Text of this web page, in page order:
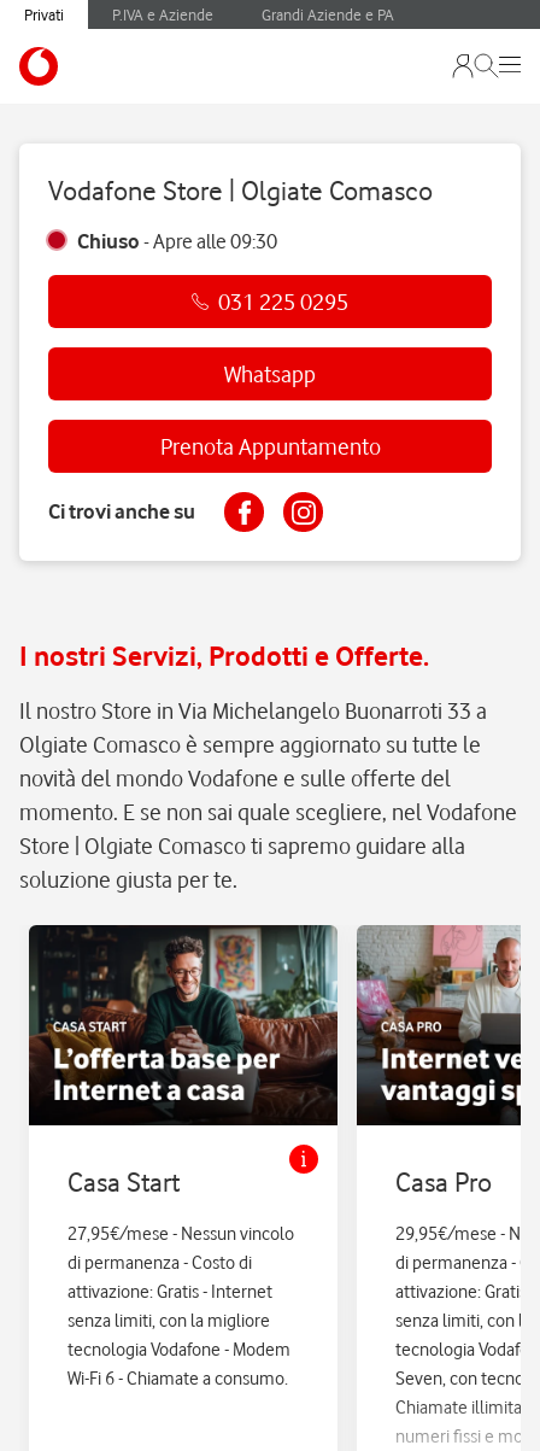
Privati P.IVA e Aziende Grandi Aziende e PA
Vodafone Store | Olgiate Comasco
Chiuso -Apre alle09:30
031 225 0295
Whatsapp
Prenota Appuntamento
Ci trovi anche su
I nostri Servizi, Prodotti e Offerte.
Il nostro Store in Via Michelangelo Buonarroti 33 a
Olgiate Comasco è sempre aggiornato su tutte le
novità del mondo Vodafone e sulle offerte del
momento. E se non sai quale scegliere, nel Vodafone
Store | Olgiate Comasco ti sapremo guidare alla
soluzione giusta per te.
Casa Start
27,95€/mese - Nessun vincolo
di permanenza - Costo di
attivazione: Gratis - Internet
senza limiti, con la migliore
tecnologia Vodafone - Modem
Wi-Fi 6 - Chiamate a consumo.
Casa Pro
29,95€/mese -
di permanenza -
attivazione: Gratis.
senza limiti, con la
tecnologia
Seven, con
Chiamate illimitate
numeri fissi e